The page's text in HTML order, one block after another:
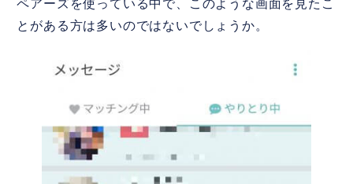
ペアーズを使っている中で、このような画面を見たこ
とがある方は多いのではないでしょうか。